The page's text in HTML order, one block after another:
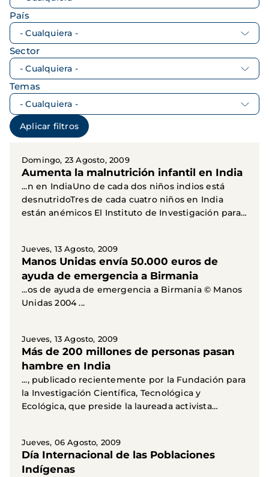
País
Sector
Temas
Domingo, 23 Agosto, 2009
Aumenta la malnutrición infantil en India
...n en IndiaUno de cada dos niños indios está
desnutridoTres de cada cuatro niños en India
están anémicos El Instituto de Investigación para
Jueves, 13 Agosto, 2009
Manos Unidas envía 50.000 euros de
ayuda de emergencia a Birmania
...os de ayuda de emergencia a Birmania © Manos
Unidas 2004 ...
Jueves, 13 Agosto, 2009
Más de 200 millones de personas pasan
hambre en India
..., publicado recientemente por la Fundación para
la Investigación Científica, Tecnológica y
Ecológica, que preside la laureada activista
Jueves, 06 Agosto, 2009
Día Internacional de las Poblaciones
Indígenas